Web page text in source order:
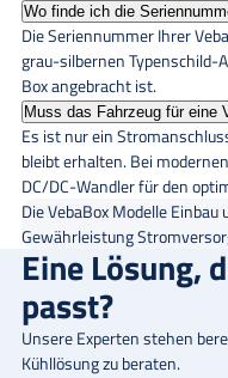
Wo finde ich die
Die Seriennummer Ihrer
grau-silbernen Typenschild-
Box angebracht ist.
Muss das Fahrzeug für eine
Es ist nur ein
bleibt erhalten. Bei
DC/DC-Wandler für den
Die VebaBox ModelleEinbau
Gewährleistung
Eine Lösung,
passt?
Unsere Experten stehen
Kühllösung zu beraten.